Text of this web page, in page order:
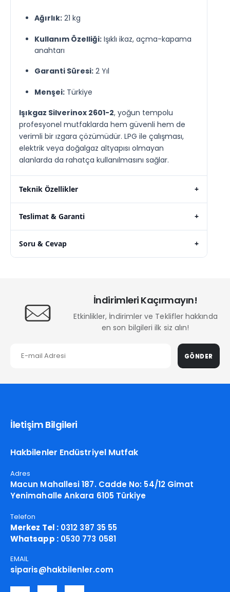
Ağırlık:21 kg
Kullanım Özelliği:Işıklı ikaz, açma-kapama
anahtarı
Garanti Süresi:2 Yıl
Menşei:Türkiye
Işıkgaz Silverinox 2601-2, yoğun tempolu
profesyonel mutfaklarda hem güvenli hem de
verimli bir ızgara çözümüdür. LPG ile çalışması,
elektrik veya doğalgaz altyapısı olmayan
alanlarda da rahatça kullanılmasını sağlar.
Teknik Özellikler +
Teslimat & Garanti +
Soru & Cevap +
İndirimleri Kaçırmayın!
Etkinlikler, İndirimler ve Teklifler hakkında
en son bilgileri ilk siz alın!
GÖNDER
İletişim Bilgileri
Hakbilenler Endüstriyel Mutfak
Adres
Macun Mahallesi 187. Cadde No: 54/12 Gimat
Yenimahalle Ankara 6105 Türkiye
Telefon
Merkez Tel :0312 387 35 55
Whatsapp :0530 773 0581
EMAIL
siparis@hakbilenler.com